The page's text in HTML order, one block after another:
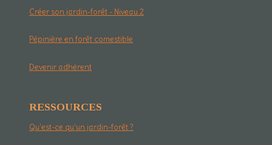
Créer son jardin-forêt - Niveau 2
Pépinière en forêt comestible
Devenir adhérent
RESSOURCES
Qu'est-ce qu'un jardin-forêt ?